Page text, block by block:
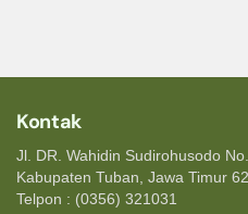
Kontak
Jl. DR. Wahidin Sudirohusodo
Kabupaten Tuban, Jawa Timur
Telpon : (0356) 321031